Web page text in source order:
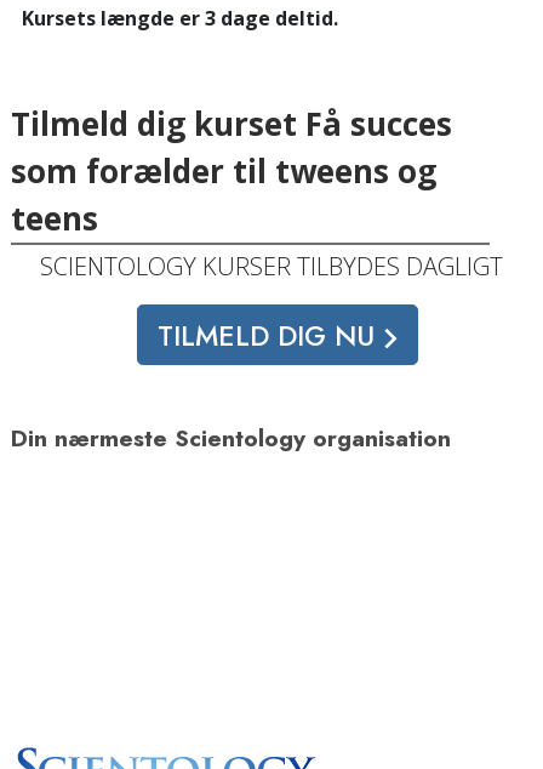
Kursets længde er 3 dage deltid.
Tilmeld dig kurset Få succes
som forælder til tweens og
teens
SCIENTOLOGY KURSER TILBYDES DAGLIGT
TILMELD DIG NU
Din nærmeste Scientology organisation